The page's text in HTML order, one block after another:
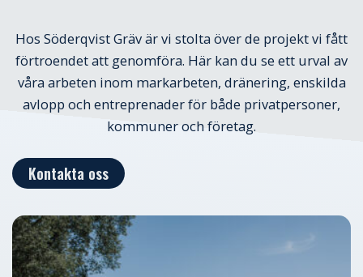
Hos Söderqvist Gräv är vi stolta över de projekt vi fått
förtroendet att genomföra. Här kan du se ett urval av
våra arbeten inom markarbeten, dränering, enskilda
avlopp och entreprenader för både privatpersoner,
kommuner och företag.
Kontakta oss